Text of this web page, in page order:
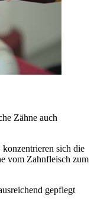
Zähne auch
sich die
vom Zahnfleisch zum
gepflegt